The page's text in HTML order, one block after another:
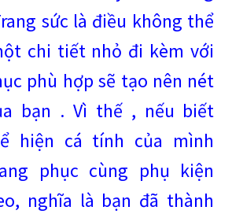
sức là điều không thể
chi tiết nhỏ đi kèm với
phù hợp sẽ tạo nên nét
bạn . Vì thế , nếu biết
hiện cá tính của mình
phục cùng phụ kiện
nghĩa là bạn đã thành